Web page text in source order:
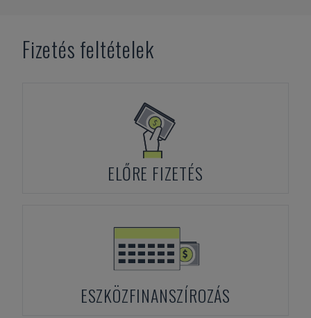
Fizetés feltételek
ELŐRE FIZETÉS
ESZKÖZFINANSZÍROZÁS